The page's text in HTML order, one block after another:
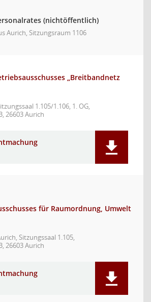
(nichtöffentlich)
Aurich, Sitzungsraum 1106
„Breitbandnetz
1.105/1.106, 1. OG,
26603 Aurich
für Raumordnung, Umwelt
Sitzungssaal 1.105,
26603 Aurich